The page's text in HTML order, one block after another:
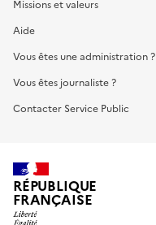
Missions et valeurs
Aide
Vous êtes une administration ?
Vous êtes journaliste ?
Contacter Service Public
RÉPUBLIQUE
FRANÇAISE